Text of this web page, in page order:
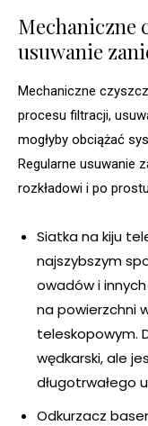
Mechaniczne
usuwanie
Mechaniczne
procesu filtracji,
mogłyby obciążać
Regularne usuwanie
rozkładowi i po
Siatka na kiju
najszybszym
owadów i
na powierzchni
teleskopowym.
wędkarski, ale
długotrwałego
Odkurzacz